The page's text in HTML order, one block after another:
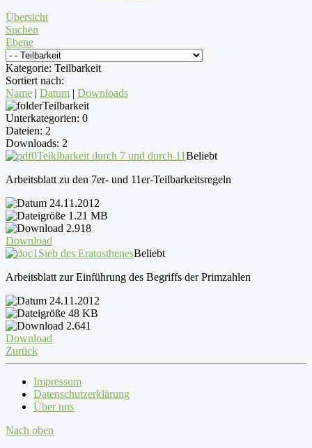
Übersicht
Suchen
Ebene
Kategorie: Teilbarkeit
Sortiert nach:
Name | Datum | Downloads
Teilbarkeit
Unterkategorien: 0
Dateien: 2
Downloads: 2
Teiklbarkeit durch 7 und durch 11Beliebt
Arbeitsblatt zu den 7er- und 11er-Teilbarkeitsregeln
24.11.2012
1.21 MB
2.918
Download
Sieb des EratosthenesBeliebt
Arbeitsblatt zur Einführung des Begriffs der Primzahlen
24.11.2012
48 KB
2.641
Download
Zurück
Impressum
Datenschutzerklärung
Über uns
Nach oben